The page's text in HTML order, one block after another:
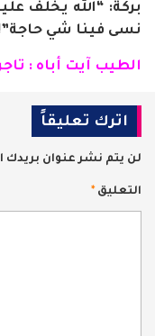
بركة: “الله يخلف
نسى فينا شي
الطيب آيت أباه :
اترك تعليقاً
لن يتم نشر عنوان بريدك
التعليق *